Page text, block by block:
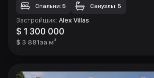
Спальни: 5 Санузлы: 5
Застройщик: Alex Villas
$ 1 300 000
$ 3 881за м²